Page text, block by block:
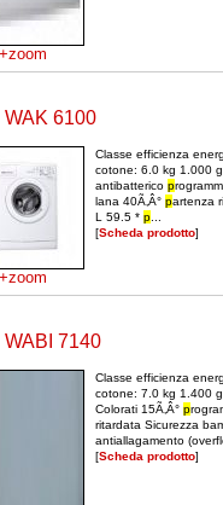
+zoom
WAK 6100
+zoom
Classe efficienza
cotone: 6.0 kg 1.000
antibatterico p
lana 40Ã‚Â° partenza
L 59.5 * p
[Scheda prodotto]
WABI 7140
Classe efficienza
cotone: 7.0 kg 1.400
Colorati 15Ã‚Â° p
ritardata Sicurezza
antiallagamento
[Scheda prodotto]